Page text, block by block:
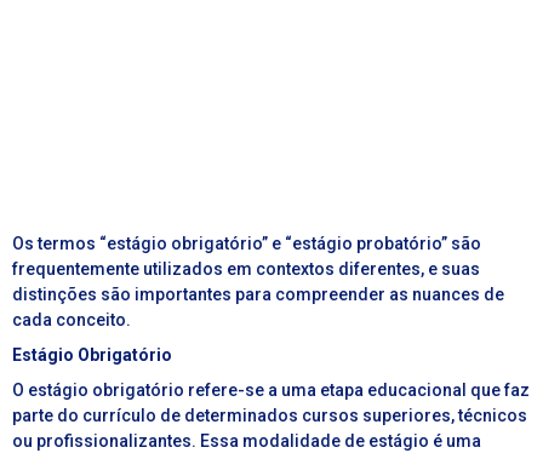
Os termos “estágio obrigatório” e “estágio probatório” são
frequentemente utilizados em contextos diferentes, e suas
distinções são importantes para compreender as nuances de
cada conceito.
Estágio Obrigatório
O estágio obrigatório refere-se a uma etapa educacional que faz
parte do currículo de determinados cursos superiores, técnicos
ou profissionalizantes. Essa modalidade de estágio é uma